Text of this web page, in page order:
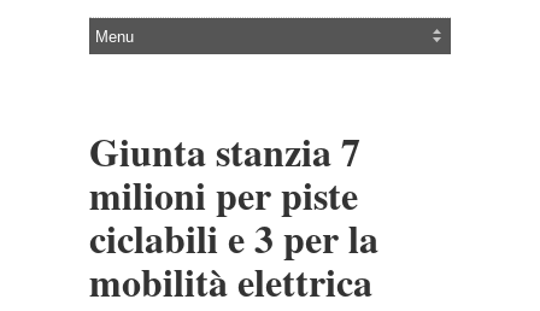
Giunta stanzia 7
milioni per piste
ciclabili e 3 per la
mobilità elettrica